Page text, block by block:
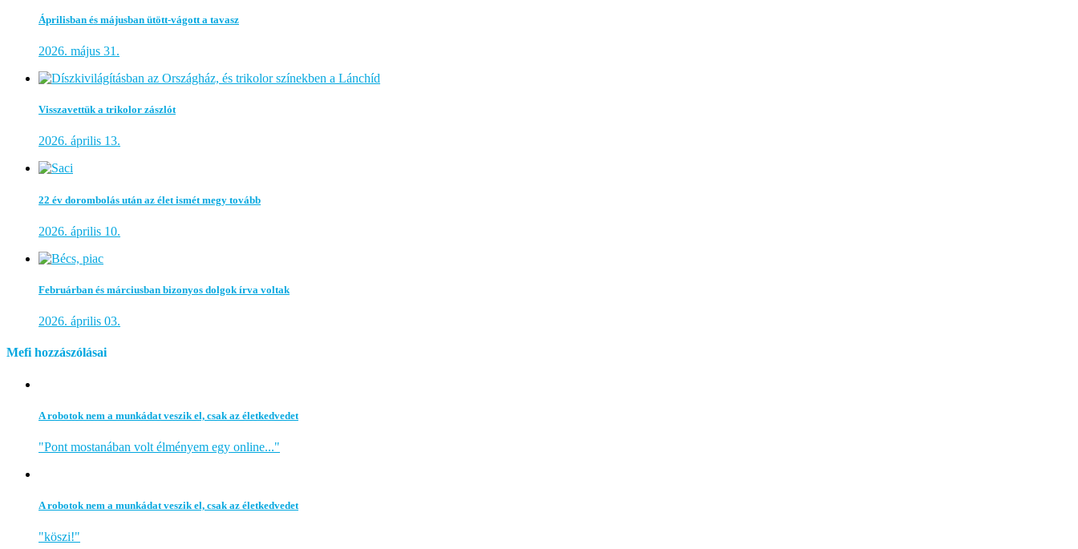
Áprilisban és májusban ütött-vágott a tavasz
2026. május 31.
Visszavettük a trikolor zászlót
2026. április 13.
22 év dorombolás után az élet ismét megy tovább
2026. április 10.
Februárban és márciusban bizonyos dolgok írva voltak
2026. április 03.
Mefi hozzászólásai
A robotok nem a munkádat veszik el, csak az életkedvedet
"Pont mostanában volt élményem egy online..."
A robotok nem a munkádat veszik el, csak az életkedvedet
"köszi!"